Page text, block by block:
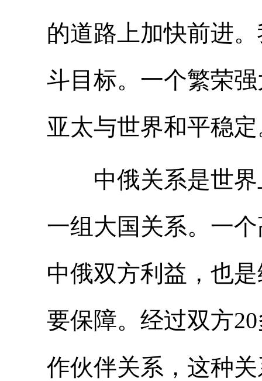
的道路上加快前进
斗目标。一个繁荣
亚太与世界和平稳
中俄关系是世界
一组大国关系。一
中俄双方利益，也
要保障。经过双方
作伙伴关系，这种